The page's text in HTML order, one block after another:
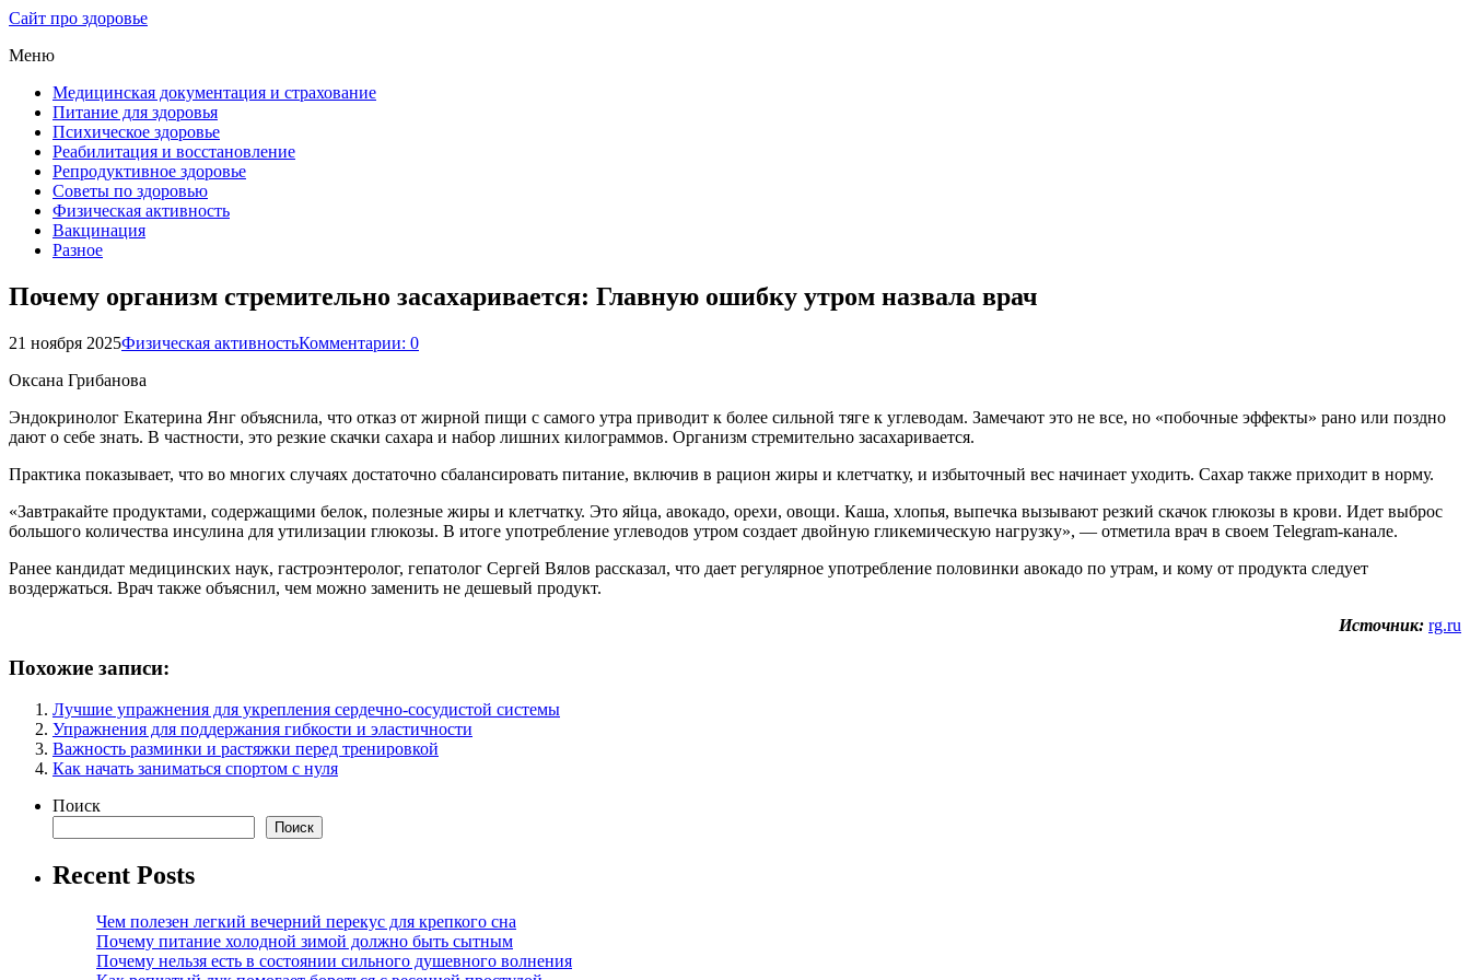
Сайт про здоровье
Меню
Медицинская документация и страхование
Питание для здоровья
Психическое здоровье
Реабилитация и восстановление
Репродуктивное здоровье
Советы по здоровью
Физическая активность
Вакцинация
Разное
Почему организм стремительно засахаривается: Главную ошибку утром назвала врач
21 ноября 2025Физическая активностьКомментарии: 0
Оксана Грибанова
Эндокринолог Екатерина Янг объяснила, что отказ от жирной пищи с самого утра приводит к более сильной тяге к углеводам. Замечают это не все, но «побочные эффекты» рано или поздно
дают о себе знать. В частности, это резкие скачки сахара и набор лишних килограммов. Организм стремительно засахаривается.
Практика показывает, что во многих случаях достаточно сбалансировать питание, включив в рацион жиры и клетчатку, и избыточный вес начинает уходить. Сахар также приходит в норму.
«Завтракайте продуктами, содержащими белок, полезные жиры и клетчатку. Это яйца, авокадо, орехи, овощи. Каша, хлопья, выпечка вызывают резкий скачок глюкозы в крови. Идет выброс
большого количества инсулина для утилизации глюкозы. В итоге употребление углеводов утром создает двойную гликемическую нагрузку», — отметила врач в своем Telegram-канале.
Ранее кандидат медицинских наук, гастроэнтеролог, гепатолог Сергей Вялов рассказал, что дает регулярное употребление половинки авокадо по утрам, и кому от продукта следует
воздержаться. Врач также объяснил, чем можно заменить не дешевый продукт.
Источник: rg.ru
Похожие записи:
Лучшие упражнения для укрепления сердечно-сосудистой системы
Упражнения для поддержания гибкости и эластичности
Важность разминки и растяжки перед тренировкой
Как начать заниматься спортом с нуля
Поиск
Поиск
Recent Posts
Чем полезен легкий вечерний перекус для крепкого сна
Почему питание холодной зимой должно быть сытным
Почему нельзя есть в состоянии сильного душевного волнения